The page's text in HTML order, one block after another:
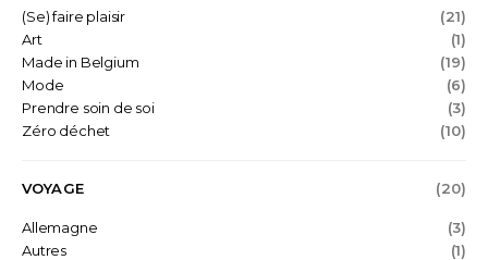
(Se) faire plaisir
(21)
Art
(1)
Made in Belgium
(19)
Mode
(6)
Prendre soin de soi
(3)
Zéro déchet
(10)
VOYAGE (20)
Allemagne
(3)
Autres
(1)